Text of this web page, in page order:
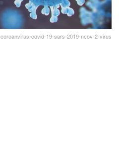
coroanvirus-covid-19-sars-2019-ncov-2-virus